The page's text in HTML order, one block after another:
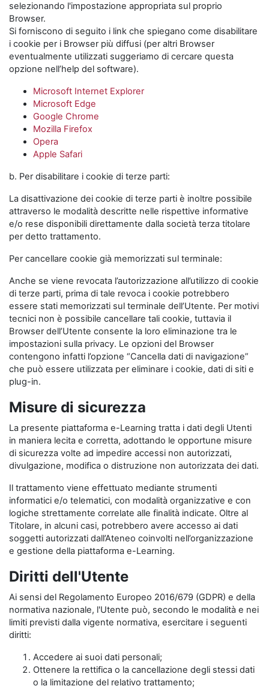
selezionando l'impostazione appropriata sul proprio
Browser.
Si forniscono di seguito i link che spiegano come disabilitare
i cookie per i Browser più diffusi (per altri Browser
eventualmente utilizzati suggeriamo di cercare questa
opzione nell’help del software).
Microsoft Internet Explorer
Microsoft Edge
Google Chrome
Mozilla Firefox
Opera
Apple Safari
b. Per disabilitare i cookie di terze parti:
La disattivazione dei cookie di terze parti è inoltre possibile
attraverso le modalità descritte nelle rispettive informative
e/o rese disponibili direttamente dalla società terza titolare
per detto trattamento.
Per cancellare cookie già memorizzati sul terminale:
Anche se viene revocata l’autorizzazione all’utilizzo di cookie
di terze parti, prima di tale revoca i cookie potrebbero
essere stati memorizzati sul terminale dell’Utente. Per motivi
tecnici non è possibile cancellare tali cookie, tuttavia il
Browser dell’Utente consente la loro eliminazione tra le
impostazioni sulla privacy. Le opzioni del Browser
contengono infatti l’opzione “Cancella dati di navigazione”
che può essere utilizzata per eliminare i cookie, dati di siti e
plug-in.
Misure di sicurezza
La presente piattaforma e-Learning tratta i dati degli Utenti
in maniera lecita e corretta, adottando le opportune misure
di sicurezza volte ad impedire accessi non autorizzati,
divulgazione, modifica o distruzione non autorizzata dei dati.
Il trattamento viene effettuato mediante strumenti
informatici e/o telematici, con modalità organizzative e con
logiche strettamente correlate alle finalità indicate. Oltre al
Titolare, in alcuni casi, potrebbero avere accesso ai dati
soggetti autorizzati dall’Ateneo coinvolti nell’organizzazione
e gestione della piattaforma e-Learning.
Diritti dell'Utente
Ai sensi del Regolamento Europeo 2016/679 (GDPR) e della
normativa nazionale, l'Utente può, secondo le modalità e nei
limiti previsti dalla vigente normativa, esercitare i seguenti
diritti:
Accedere ai suoi dati personali;
Ottenere la rettifica o la cancellazione degli stessi dati
o la limitazione del relativo trattamento;